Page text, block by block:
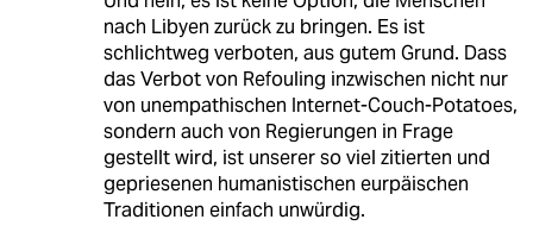
nach Libyen zurück zu bringen. Es ist
schlichtweg verboten, aus gutem Grund. Dass
das Verbot von Refouling inzwischen nicht nur
von unempathischen Internet-Couch-Potatoes,
sondern auch von Regierungen in Frage
gestellt wird, ist unserer so viel zitierten und
gepriesenen humanistischen eurpäischen
Traditionen einfach unwürdig.